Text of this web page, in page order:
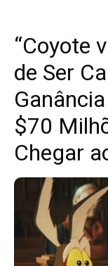
“Coyote
de Ser
$70
Chegar